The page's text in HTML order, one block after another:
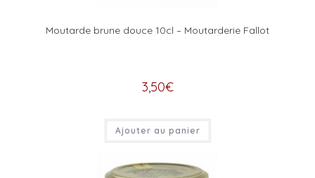
Moutarde brune douce 10cl – Moutarderie Fallot
3,50€
Ajouter au panier